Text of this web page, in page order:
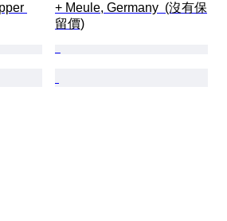
+ Meule, Germany  (沒有保
留價)